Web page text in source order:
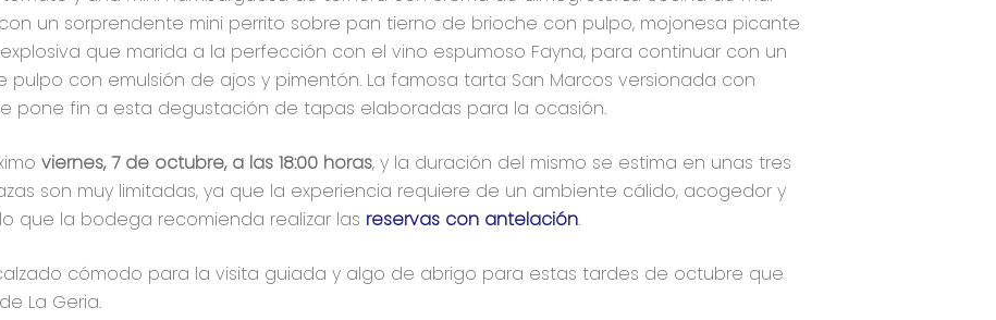
un sorprendente mini perrito sobre pan tierno de brioche con pulpo, mojonesa picante
que marida a la perfección con el vino espumoso Fayna, para continuar con un
con emulsión de ajos y pimentón. La famosa tarta San Marcos versionada con
pone fin a esta degustación de tapas elaboradas para la ocasión.
viernes, 7 de octubre, a las 18:00 horas, y la duración del mismo se estima en unas tres
son muy limitadas, ya que la experiencia requiere de un ambiente cálido, acogedor y
que la bodega recomienda realizar las reservas con antelación.
cómodo para la visita guiada y algo de abrigo para estas tardes de octubre que
La Geria.